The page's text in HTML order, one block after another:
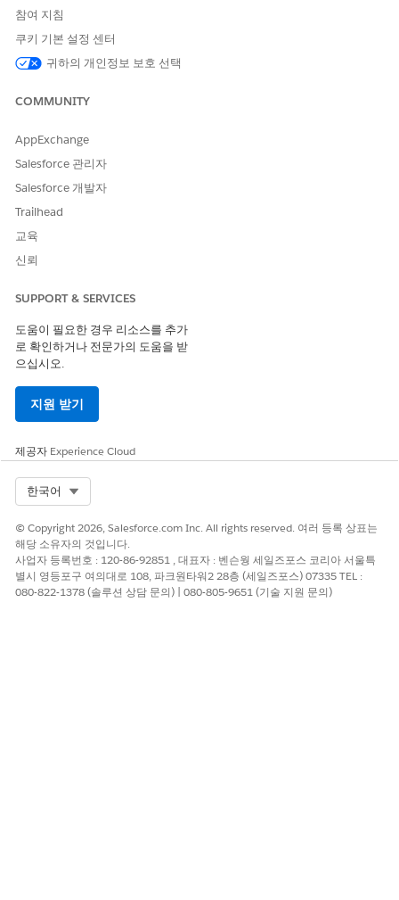
용자를 만듭니다.
직원 서비스 포털의 페이지 레이아웃 수정
직원 서비스 포털 사이트에서 페이지 레이아웃을 사용자 정의하
고 필드 수준 보안을 설정하여 사고 및 사례 세부 사항 페이지에
서 직원이 보는 필드 및 버튼을 제어합니다. 이러한 페이지 레이
원 센터 템플릿에 적용됩니다.
직원 서비스 포털에 대한 서비스 카탈로그 설정
직원 서비스 포털에는 Agenttic Center 및 Agentforce 직원 센
터 템플릿 모두에 서비스 카탈로그 페이지가 있습니다. 페이지
에서 통합 카탈로그 구성 요소를 구성하여 직원에게 IT 서비스
제안을 표시합니다.
직원 서비스 포털의 일부 직원 요청에는 관리자 승인이 필요합
니다. 사례 작업이 회사의 정책을 따를 수 있도록 관리자 승인을
구성합니다. 이 설정은 Agenttic Center 및 Agentforce 직원 센
터 템플릿 모두에 적용됩니다.
직원 서비스 포털에 내장형 Messaging 통합
직원 서비스 포털에 내장형 Messaging 구성 요소를 통합하면
직원이 포털에서 직접 Agentforce 채팅할 수 있습니다. 이 통합
은 Agenttic Center 및 Agentforce 직원 센터 템플릿 모두에 적
용됩니다.
Agentforce 직원 센터 포털 구성
정책 허브 및 증거 허브 타일을 추가하는 등 Agentforce 직원
센터 템플릿에 고유한 구성 작업을 완료합니다.
에이전트 센터 포털 구성
전역 검색 구성 등 에이전트 센터 템플릿에 고유한 구성 과업을
완료합니다.
참여 지침
쿠키 기본 설정 센터
귀하의 개인정보 보호 선택
COMMUNITY
AppExchange
Salesforce 관리자
Salesforce 개발자
Trailhead
교육
신뢰
SUPPORT & SERVICES
도움이 필요한 경우 리소스를 추가
로 확인하거나 전문가의 도움을 받
으십시오.
지원 받기
제공자 Experience Cloud
한국어
© Copyright 2026, Salesforce.com Inc. All rights reserved. 여러 등록 상표는
해당 소유자의 것입니다.
사업자 등록번호 : 120-86-92851 , 대표자 : 벤슨웡 세일즈포스 코리아 서울특
별시 영등포구 여의대로 108, 파크원타워2 28층 (세일즈포스) 07335 TEL :
080-822-1378 (솔루션 상담 문의) | 080-805-9651 (기술 지원 문의)